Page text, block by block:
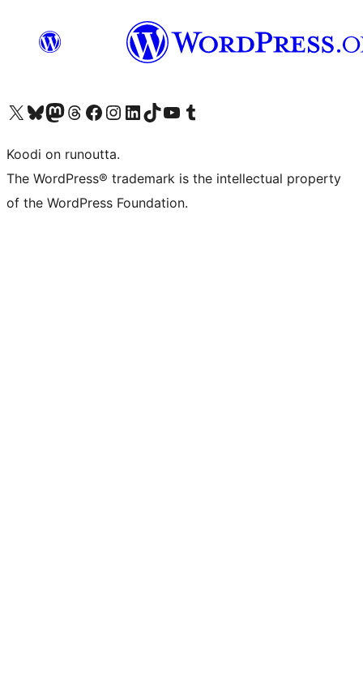
Visit our X (formerly Twitter) account
Visit our Bluesky account
Visit our Mastodon account
Visit our Threads account
Visit our Facebook page
Visit our Instagram account
Visit our LinkedIn account
Visit our TikTok account
Näytä YouTube-kanava
Visit our Tumblr account
Koodi on runoutta.
The WordPress® trademark is the intellectual property
of the WordPress Foundation.